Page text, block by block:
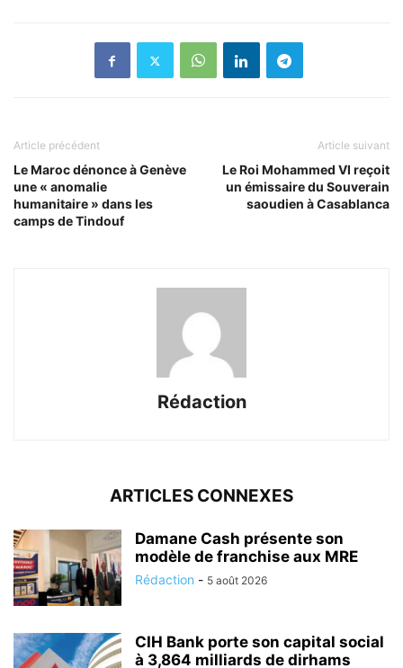
Article précédent
Le Maroc dénonce à Genève
une « anomalie
humanitaire » dans les
camps de Tindouf
Article suivant
Le Roi Mohammed VI reçoit
un émissaire du Souverain
saoudien à Casablanca
Rédaction
ARTICLES CONNEXES
Damane Cash présente son
modèle de franchise aux MRE
Rédaction - 5 août 2026
CIH Bank porte son capital social
à 3,864 milliards de dirhams